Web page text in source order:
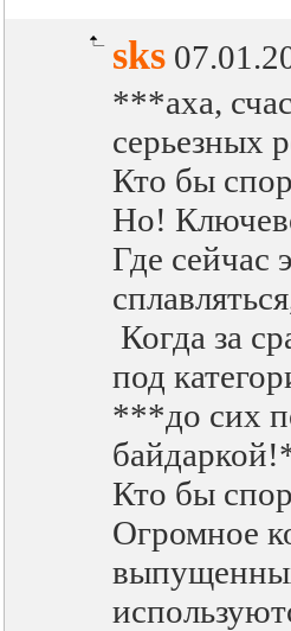
sks
***аха,
серьезных
Кто бы
Но!
Где сейчас
Когда за
под
***до сих
Кто бы
Огромное